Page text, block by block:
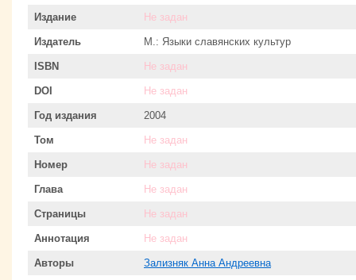
Издание Не задан
Издатель М.: Языки славянских культур
ISBN Не задан
DOI Не задан
Год издания 2004
Том Не задан
Номер Не задан
Глава Не задан
Страницы Не задан
Аннотация Не задан
Авторы Зализняк Анна Андреевна